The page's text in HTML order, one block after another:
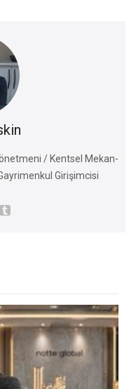
/ Kentsel Mekan-
Girişimcisi